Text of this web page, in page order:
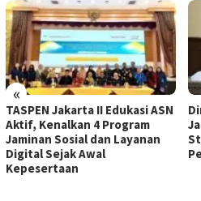
«
TASPEN Jakarta II Edukasi ASN
Aktif, Kenalkan 4 Program
Jaminan Sosial dan Layanan
Digital Sejak Awal
Kepesertaan